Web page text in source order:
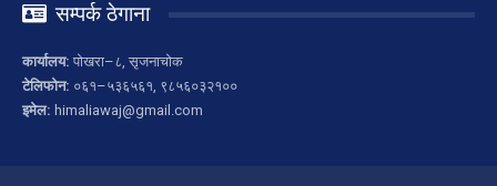
सम्पर्क ठेगाना
कार्यालय: पोखरा–८, सृजनाचोक
टेलिफोन: ०६१–५३६५६१, ९८५६०३२१००
इमेल: himaliawaj@gmail.com